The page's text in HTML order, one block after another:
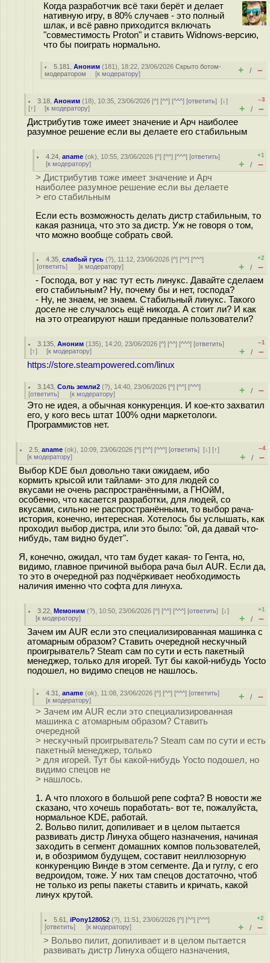
Когда разработчик всё таки берёт и делает
нативную игру, в 80% случаев - это полный
шлак, и всё равно приходится включать
"совместимость Proton" и ставить Widnows-версию,
что бы поиграть нормально.
5.181 ,Аноним (181), 18:22, 23/06/2026Скрыто ботом-
модератором [к модератору] + / –
3.18 ,Аноним (18), 10:35, 23/06/2026 [^] [^^] [^^^] [ответить][↓]
[↑] [к модератору]
–3
+ / –
Дистрибутив тоже имеет значение и Арч наиболее
разумное решение если вы делаете его стабильным
4.24 ,aname (ok), 10:55, 23/06/2026 [^] [^^] [^^^] [ответить]
[к модератору]
+1
+ / –
> Дистрибутив тоже имеет значение и Арч
наиболее разумное решение если вы делаете
> его стабильным
Если есть возможность делать дистр стабильным, то
какая разница, что это за дистр. Уж не говоря о том,
что можно вообще собрать свой.
4.35 ,слабый гусь (?), 11:12, 23/06/2026 [^] [^^] [^^^]
[ответить] [к модератору]
+2
+ / –
- Господа, вот у нас тут есть линукс. Давайте сделаем
его стабильным? Ну, почему бы и нет, господа?
- Ну, не знаем, не знаем. Стабильный линукс. Такого
доселе не случалось ещё никогда. А стоит ли? И как
на это отреагируют наши преданные пользователи?
3.135 ,Аноним (135), 14:20, 23/06/2026 [^] [^^] [^^^] [ответить]
[↑] [к модератору]
–1
+ / –
https://store.steampowered.com/linux
3.143 ,Соль земли2 (?), 14:40, 23/06/2026 [^] [^^] [^^^]
[ответить] [к модератору] + / –
Это не идея, а обычная конкуренция. И кое-кто захватил
его, у кого весь штат 100% одни маркетологи.
Программистов нет.
2.5 ,aname (ok), 10:09, 23/06/2026 [^] [^^] [^^^] [ответить][↓] [↑]
[к модератору]
–4
+ / –
Выбор KDE был довольно таки ожидаем, ибо
кормить крысой или тайлами- это для людей со
вкусами не очень распространёнными, а ГНОйМ,
особенно, что касается разработки, для людей, со
вкусами, сильно не распространёнными, то выбор рача-
история, конечно, интересная. Хотелось бы услышать, как
проходил выбор дистра, или это было: "ой, да давай что-
нибудь, там видно будет".
Я, конечно, ожидал, что там будет какая- то Гента, но,
видимо, главное причиной выбора рача был AUR. Если да,
то это в очередной раз подчёркивает необходимость
наличия именно что софта для линуха.
3.22 ,Мемоним (?), 10:50, 23/06/2026 [^] [^^] [^^^] [ответить][↓]
[к модератору]
+1
+ / –
Зачем им AUR если это специализированная машинка с
атомарным образом? Ставить очередной нескучный
проигрыватель? Steam сам по сути и есть пакетный
менеджер, только для игорей. Тут бы какой-нибудь Yocto
подошел, но видимо спецов не нашлось.
4.31 ,aname (ok), 11:08, 23/06/2026 [^] [^^] [^^^] [ответить]
[к модератору] + / –
> Зачем им AUR если это специализированная
машинка с атомарным образом? Ставить
очередной
> нескучный проигрыватель? Steam сам по сути и есть
пакетный менеджер, только
> для игорей. Тут бы какой-нибудь Yocto подошел, но
видимо спецов не
> нашлось.
1. А что плохого в большой репе софта? В новости же
сказано, что хочешь поработать- вот те, пожалуйста,
нормальное KDE, работай.
2. Вольво пилит, допиливает и в целом пытается
развивать дистр Линуха общего назначения, начиная
заходить в сегмент домашних компов пользователей,
и, в обозримом будущем, составит неиллюзорную
конкуренцию Винде в этом сегменте. Да и гуглу, с его
ведроидом, тоже. У них там спецов достаточно, чтоб
не только из репы пакеты ставить и кричать, какой
линух крутой.
5.61 ,iPony128052 (?), 11:51, 23/06/2026 [^] [^^] [^^^]
[ответить] [к модератору]
+2
+ / –
> Вольво пилит, допиливает и в целом пытается
развивать дистр Линуха общего назначения,